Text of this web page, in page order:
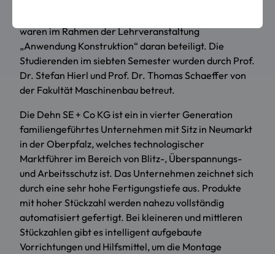
waren im Rahmen der Lehrveranstaltung
„Anwendung Konstruktion“ daran beteiligt. Die
Studierenden im siebten Semester wurden durch Prof.
Dr. Stefan Hierl und Prof. Dr. Thomas Schaeffer von
der Fakultät Maschinenbau betreut.
Die Dehn SE + Co KG ist ein in vierter Generation
familiengeführtes Unternehmen mit Sitz in Neumarkt
in der Oberpfalz, welches technologischer
Marktführer im Bereich von Blitz-, Überspannungs-
und Arbeitsschutz ist. Das Unternehmen zeichnet sich
durch eine sehr hohe Fertigungstiefe aus. Produkte
mit hoher Stückzahl werden nahezu vollständig
automatisiert gefertigt. Bei kleineren und mittleren
Stückzahlen gibt es intelligent aufgebaute
Vorrichtungen und Hilfsmittel, um die Montage